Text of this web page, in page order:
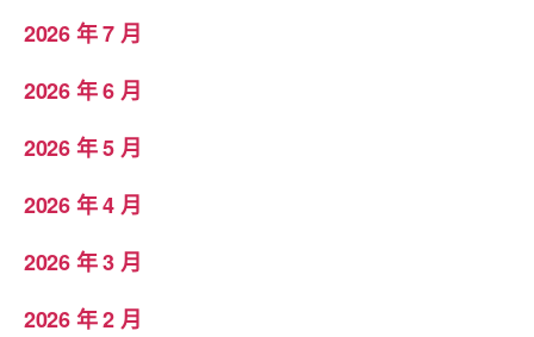
2026 年 7 月
2026 年 6 月
2026 年 5 月
2026 年 4 月
2026 年 3 月
2026 年 2 月